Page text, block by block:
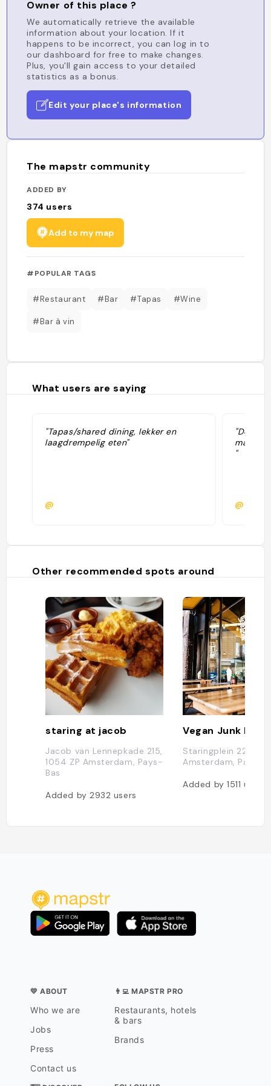
Owner of this place ?
We automatically retrieve the available
information about your location. If it
happens to be incorrect, you can log in to
our dashboard for free to make changes.
Plus, you'll gain access to your detailed
statistics as a bonus.
Edit your place's information
The mapstr community
ADDED BY
374 users
Add to my map
#POPULAR TAGS
#Restaurant #Bar #Tapas #Wine
#Bar à vin
What users are saying
"Tapas/shared dining, lekker en
laagdrempelig eten"
@
"
Other recommended spots around
staring at jacob
Jacob van Lennepkade 215,
1054 ZP Amsterdam, Pays-
Bas
Added by 2932 users
Vegan Junk
Staringplein 22,
Amsterdam, Pays-
Added by1511 users
💛 ABOUT
Who we are
Jobs
Press
Contact us
👨‍💻 MAPSTR PRO
Restaurants, hotels
& bars
Brands